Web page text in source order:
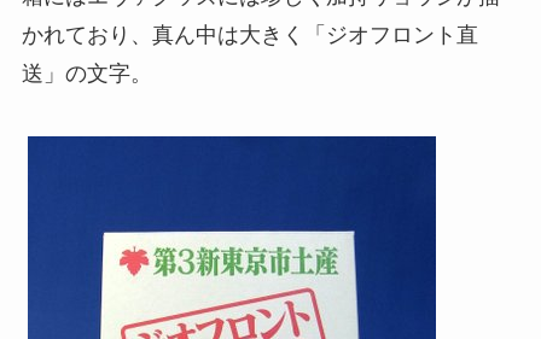
かれており、真ん中は大きく「ジオフロント直
送」の文字。